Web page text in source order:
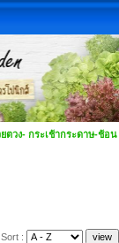
ตวง- กระเช้ากระดาษ-ช้อน
Sort :